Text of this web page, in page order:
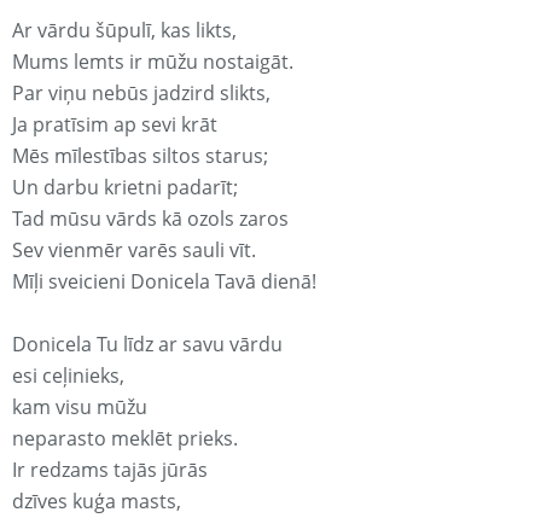
Ar vārdu šūpulī, kas likts,
Mums lemts ir mūžu nostaigāt.
Par viņu nebūs jadzird slikts,
Ja pratīsim ap sevi krāt
Mēs mīlestības siltos starus;
Un darbu krietni padarīt;
Tad mūsu vārds kā ozols zaros
Sev vienmēr varēs sauli vīt.
Mīļi sveicieni Donicela Tavā dienā!
Donicela Tu līdz ar savu vārdu
esi ceļinieks,
kam visu mūžu
neparasto meklēt prieks.
Ir redzams tajās jūrās
dzīves kuģa masts,